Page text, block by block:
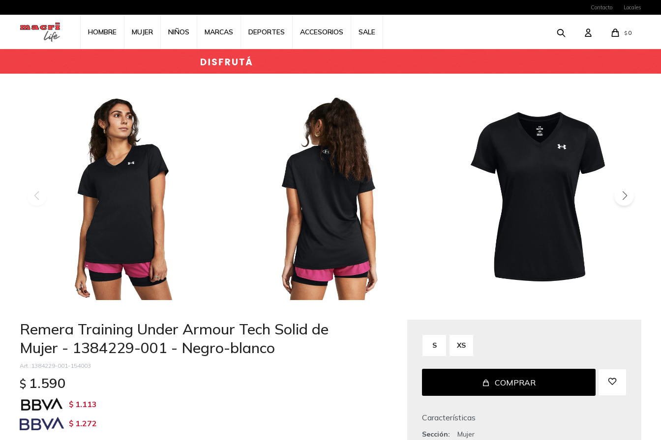
HOMBRE MUJER NIÑOS MARCAS DEPORTES ACCESORIOS SALE $ 0
Contacto Locales
Remera Training Under Armour Tech Solid de
Mujer - 1384229-001 - Negro-blanco
1384229-001-154003
$ 1.590
$ 1.113
$ 1.272
S XS
COMPRAR
Características
Sección Mujer